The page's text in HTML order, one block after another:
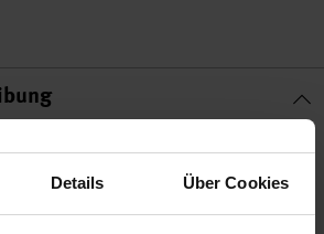
Details Über Cookies
Ihnen, größere Perlen und
in Ketten einzufügen oder
die Perlen auf den Kettelstift bis